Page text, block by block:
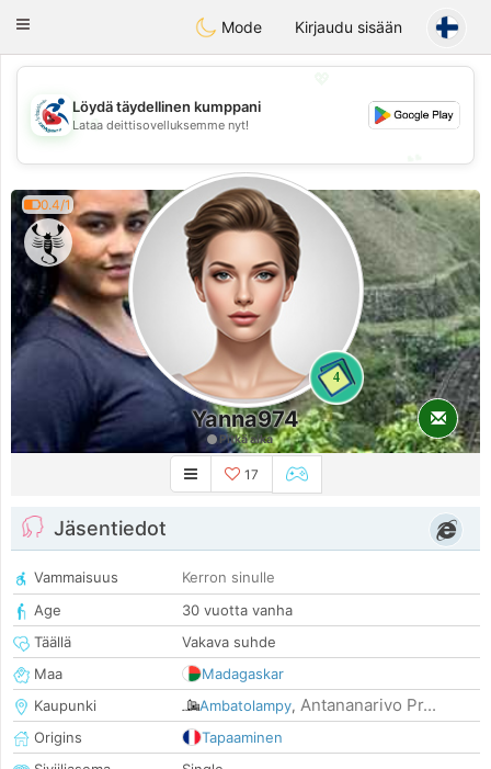
Handi Space
Toggle
Mode Kirjaudu sisään
💖
💕
Löydä täydellinen kumppani
Lataa deittisovelluksemme nyt!
0.4/1
4
Yanna974
Pitkä aika
17
Jäsentiedot
Vammaisuus
Kerron sinulle
Age
30 vuotta vanha
Täällä
Vakava suhde
Maa
Madagaskar
Kaupunki
Ambatolampy, Antananarivo Pr...
Origins
Tapaaminen